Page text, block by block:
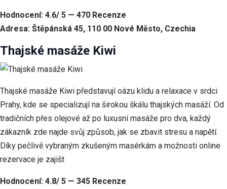
Hodnocení: 4.6/ 5 — 470 Recenze
Adresa: Štěpánská 45, 110 00 Nové Město, Czechia
Thajské masáže Kiwi
Thajské masáže Kiwi představují oázu klidu a relaxace v srdci
Prahy, kde se specializují na širokou škálu thajských masáží. Od
tradičních přes olejové až po luxusní masáže pro dva, každý
zákazník zde najde svůj způsob, jak se zbavit stresu a napětí.
Díky pečlivě vybraným zkušeným masérkám a možnosti online
rezervace je zajišt
Hodnocení: 4.8/ 5 — 345 Recenze